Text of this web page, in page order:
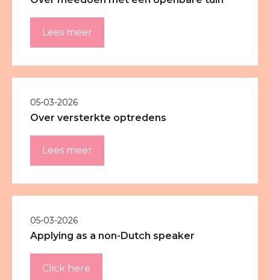
Lees meer
05-03-2026
Over versterkte optredens
Lees meer
05-03-2026
Applying as a non-Dutch speaker
Click here